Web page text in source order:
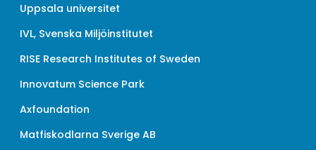
Uppsala universitet
IVL, Svenska Miljöinstitutet
RISE Research Institutes of Sweden
Innovatum Science Park
Axfoundation
Matfiskodlarna Sverige AB